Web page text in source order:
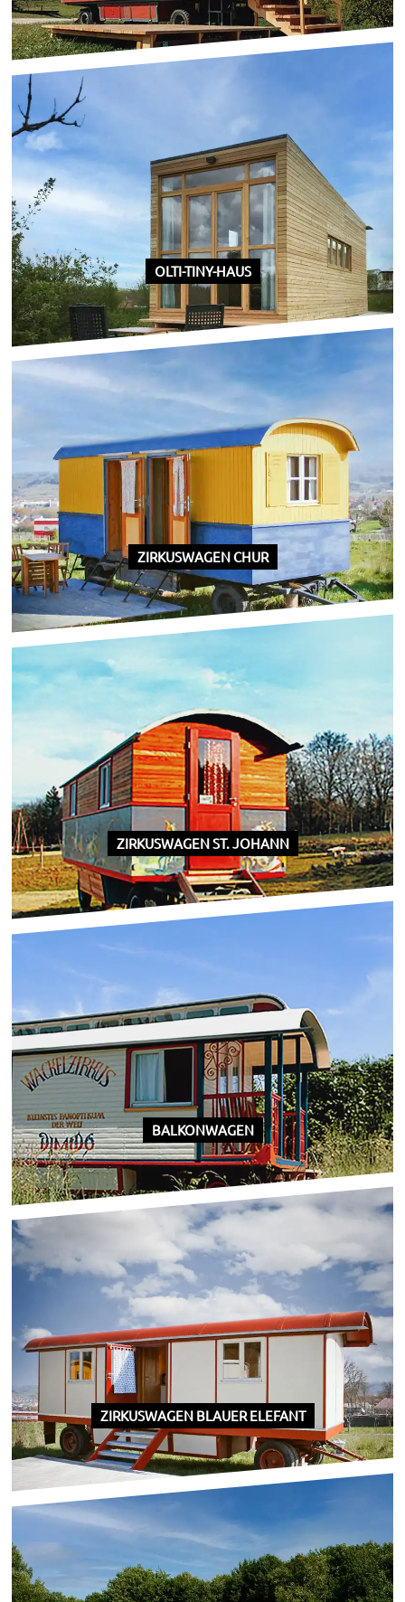
OLTI-TINY-HAUS
ZIRKUSWAGEN CHUR
ZIRKUSWAGEN ST. JOHANN
BALKONWAGEN
ZIRKUSWAGEN BLAUER ELEFANT